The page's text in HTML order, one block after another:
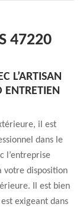
47220
L’ARTISAN
ENTRETIEN
il est
dans le
l’entreprise
votre disposition
Il est bien
exigeant dans